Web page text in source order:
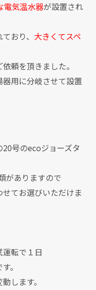
電気温水器が設置され
おり、 大きくてスペ
依頼を頂きました。
用に分岐させて設置
号のecoジョーズタ
がありますので
てお選びいただけま
転で１日
。
します。